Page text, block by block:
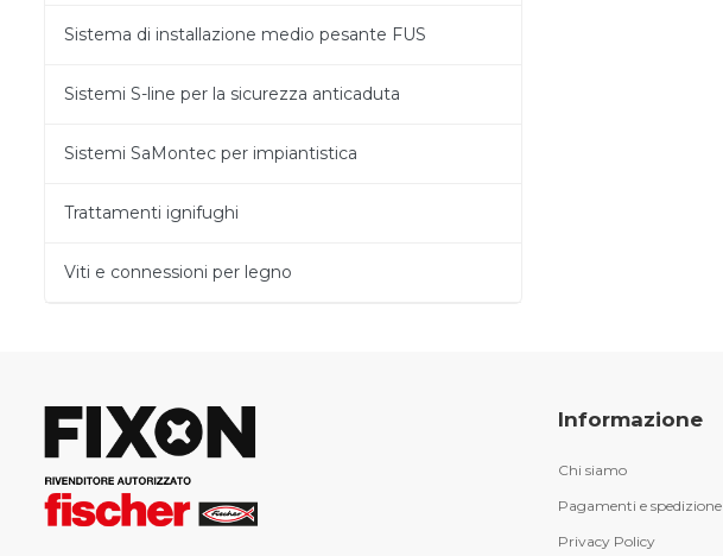
Sistema di installazione medio pesante FUS
Sistemi S-line per la sicurezza anticaduta
Sistemi SaMontec per impiantistica
Trattamenti ignifughi
Viti e connessioni per legno
Informazione
Chi siamo
Pagamenti e spedizione
Privacy Policy